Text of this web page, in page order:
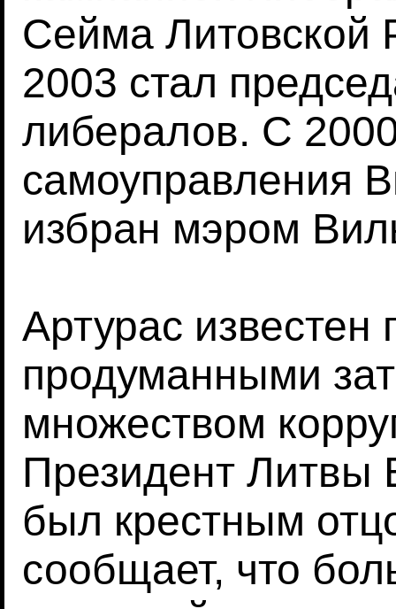
Сейма Литовской
2003 стал
либералов. С
самоуправления
избран мэром
Артурас
продуманными
множеством
Президент Литвы
был крестным
сообщает, что